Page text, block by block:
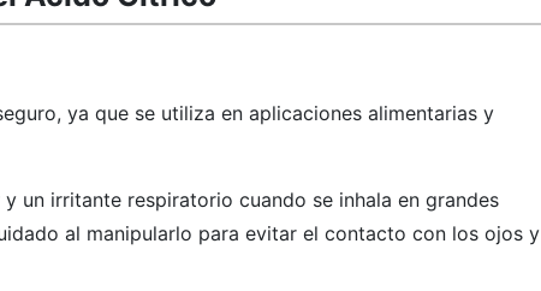
ya que se utiliza en aplicaciones alimentarias y
un irritante respiratorio cuando se inhala en grandes
al manipularlo para evitar el contacto con los ojos y